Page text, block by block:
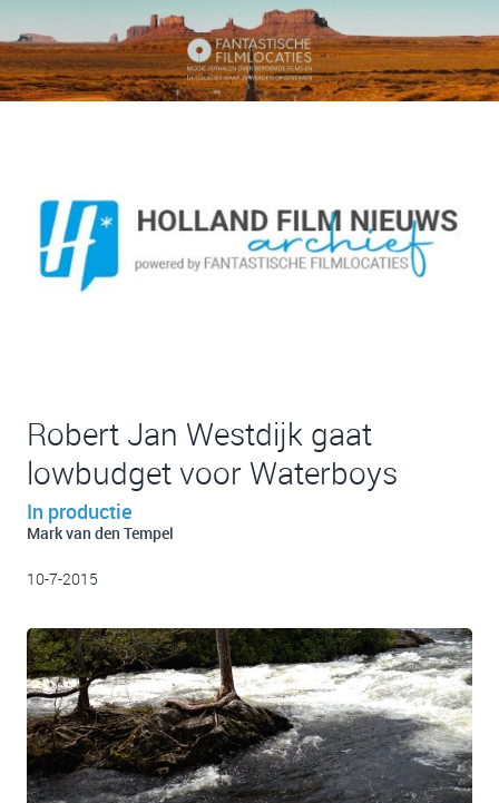
Robert Jan Westdijk gaat
lowbudget voor Waterboys
In productie
Mark van den Tempel
10-7-2015